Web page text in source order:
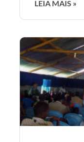
LEIA MAIS »